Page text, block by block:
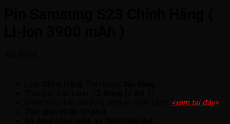
<xem tại đây>.